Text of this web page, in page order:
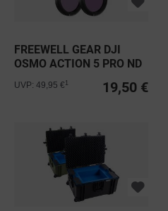
FREEWELL GEAR DJI
OSMO ACTION 5 PRO ND
FILTERS...
19,50 €
UVP: 49,95 €